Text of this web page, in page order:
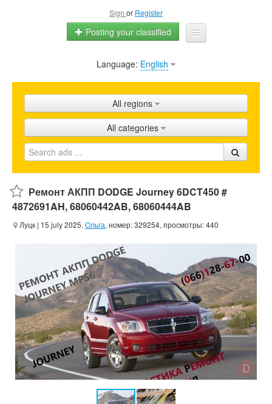
Sign or Register
Posting your classified
Home
Shops
Promotion
FAQ
Blog
Language: English
All regions
All categories
Ремонт АКПП DODGE Journey 6DCT450 #
4872691AH, 68060442AB, 68060444AB
Луцк | 15 july 2025, Ольга, номер: 329254, просмотры: 440